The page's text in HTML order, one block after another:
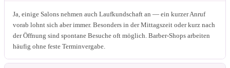
Ja, einige Salons nehmen auch Laufkundschaft an — ein kurzer Anruf
vorab lohnt sich aber immer. Besonders in der Mittagszeit oder kurz nach
der Öffnung sind spontane Besuche oft möglich. Barber-Shops arbeiten
häufig ohne feste Terminvergabe.